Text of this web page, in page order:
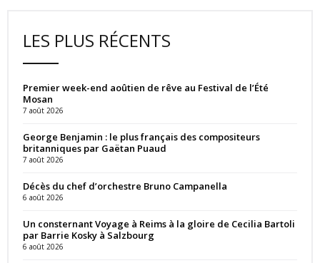
LES PLUS RÉCENTS
Premier week-end aoûtien de rêve au Festival de l’Été
Mosan
7 août 2026
George Benjamin : le plus français des compositeurs
britanniques par Gaëtan Puaud
7 août 2026
Décès du chef d’orchestre Bruno Campanella
6 août 2026
Un consternant Voyage à Reims à la gloire de Cecilia Bartoli
par Barrie Kosky à Salzbourg
6 août 2026